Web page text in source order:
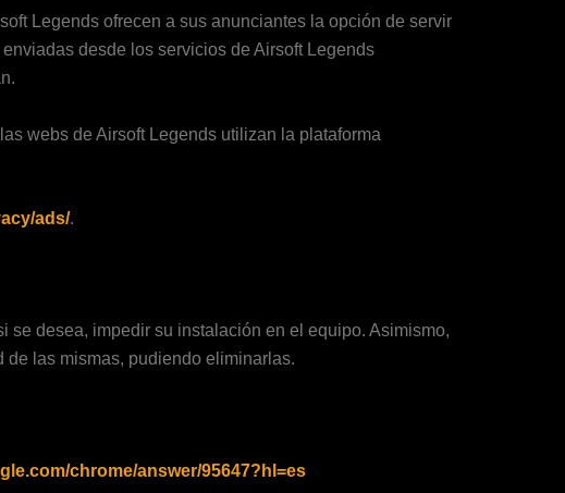
Legends ofrecen a sus anunciantes la opción de servir
desde los servicios de Airsoft Legends
webs de Airsoft Legends utilizan la plataforma
ads/.
desea, impedir su instalación en el equipo. Asimismo,
las mismas, pudiendo eliminarlas.
chrome/answer/95647?hl=es